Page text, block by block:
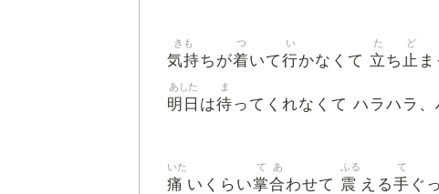
気持
きも
ちが着
つ
いて行
い
かなくて 立
た
ち止
ど
明日
あした
は待
ま
ってくれなくて ハラハラ、
痛
いた
いくらい掌
て
合
あ
わせて 震
ふる
える手
て
ぐ